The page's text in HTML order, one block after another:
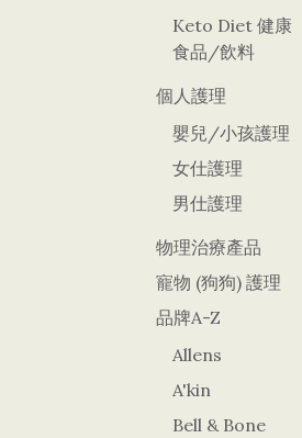
Keto Diet 健康
食品/飲料
個人護理
嬰兒/小孩護理
女仕護理
男仕護理
物理治療產品
寵物 (狗狗) 護理
品牌A-Z
Allens
A'kin
Bell & Bone